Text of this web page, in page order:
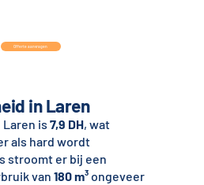
in Laren
is 7,9 DH, wat
als hard wordt
stroomt er bij een
van 180 m³ongeveer
Offerte aanvragen